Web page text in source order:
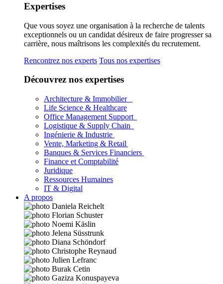
Expertises
Que vous soyez une organisation à la recherche de talents
exceptionnels ou un candidat désireux de faire progresser sa
carrière, nous maîtrisons les complexités du recrutement.
Rencontrez nos experts Tous nos expertises
Découvrez nos expertises
Architecture & Immobilier
Life Science & Healthcare
Office Management Support
Logistique & Supply Chain
Ingénierie & Industrie
Vente, Marketing & Retail
Banques & Services Financiers
Finance et Comptabilité
Juridique
Ressources Humaines
IT & Digital
A propos